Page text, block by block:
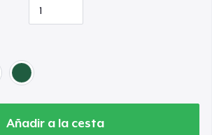
Añadir a la cesta